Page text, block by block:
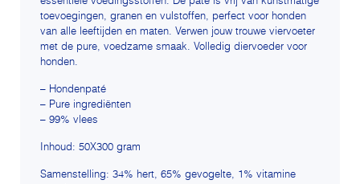
toevoegingen, granen en vulstoffen, perfect voor honden
van alle leeftijden en maten. Verwen jouw trouwe viervoeter
met de pure, voedzame smaak. Volledig diervoeder voor
honden.
– Hondenpaté
– Pure ingrediënten
– 99% vlees
Inhoud: 50X300 gram
Samenstelling: 34% hert, 65% gevogelte, 1% vitamine